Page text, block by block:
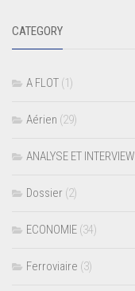
CATEGORY
A FLOT (1)
Aérien (29)
ANALYSE ET INTERVIEW
Dossier (2)
ECONOMIE (34)
Ferroviaire (3)